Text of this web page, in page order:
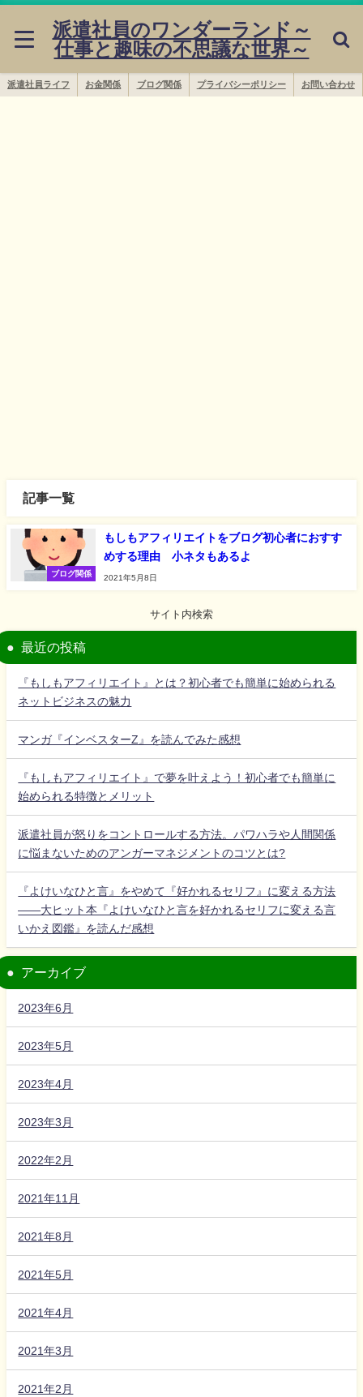
派遣社員のワンダーランド～
仕事と趣味の不思議な世界～
派遣社員ライフ お金関係 ブログ関係 プライバシーポリシー お問い合わせ
記事一覧
ブログ関係
もしもアフィリエイトをブログ初心者におすす
めする理由 小ネタもあるよ
2021年5月8日
サイト内検索
最近の投稿
『もしもアフィリエイト』とは？初心者でも簡単に始められる
ネットビジネスの魅力
マンガ『インベスターZ』を読んでみた感想
『もしもアフィリエイト』で夢を叶えよう！初心者でも簡単に
始められる特徴とメリット
派遣社員が怒りをコントロールする方法。パワハラや人間関係
に悩まないためのアンガーマネジメントのコツとは?
『よけいなひと言』をやめて『好かれるセリフ』に変える方法
――大ヒット本『よけいなひと言を好かれるセリフに変える言
いかえ図鑑』を読んだ感想
アーカイブ
2023年6月
2023年5月
2023年4月
2023年3月
2022年2月
2021年11月
2021年8月
2021年5月
2021年4月
2021年3月
2021年2月